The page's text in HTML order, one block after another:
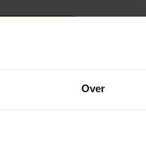
Over
from € 125,- excl. VAT